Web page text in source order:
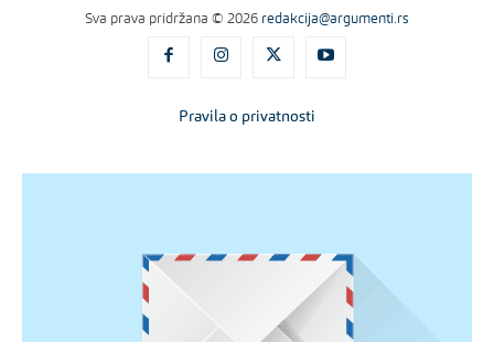
Sva prava pridržana © 2026 redakcija@argumenti.rs
Pravila o privatnosti